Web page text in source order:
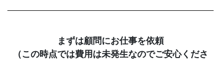
まずは顧問にお仕事を依頼
（この時点では費用は未発生なのでご安心くださ